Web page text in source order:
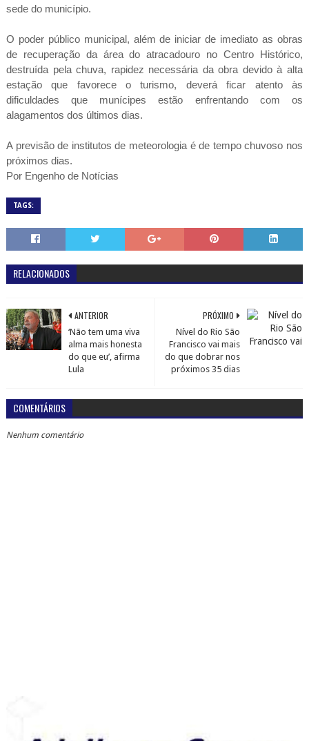
sede do município.
O poder público municipal, além de iniciar de imediato as obras
de recuperação da área do atracadouro no Centro Histórico,
destruída pela chuva, rapidez necessária da obra devido à alta
estação que favorece o turismo, deverá ficar atento às
dificuldades que munícipes estão enfrentando com os
alagamentos dos últimos dias.
A previsão de institutos de meteorologia é de tempo chuvoso nos
próximos dias.
Por Engenho de Notícias
TAGS:
RELACIONADOS
PRÓXIMO
Nível do Rio São
Francisco vai mais
do que dobrar nos
próximos 35 dias
ANTERIOR
‘Não tem uma viva
alma mais honesta
do que eu’, afirma
Lula
COMENTÁRIOS
Nenhum comentário